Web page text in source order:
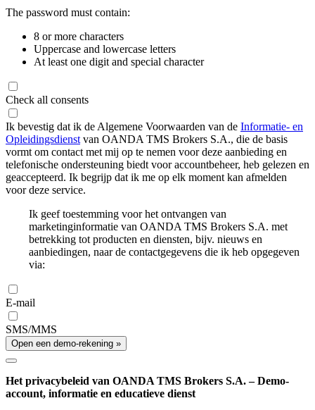
The password must contain:
8 or more characters
Uppercase and lowercase letters
At least one digit and special character
Check all consents
Ik bevestig dat ik de Algemene Voorwaarden van de Informatie- en
Opleidingsdienst van OANDA TMS Brokers S.A., die de basis
vormt om contact met mij op te nemen voor deze aanbieding en
telefonische ondersteuning biedt voor accountbeheer, heb gelezen en
geaccepteerd. Ik begrijp dat ik me op elk moment kan afmelden
voor deze service.
Ik geef toestemming voor het ontvangen van
marketinginformatie van OANDA TMS Brokers S.A. met
betrekking tot producten en diensten, bijv. nieuws en
aanbiedingen, naar de contactgegevens die ik heb opgegeven
via:
E-mail
SMS/MMS
Open een demo-rekening »
Het privacybeleid van OANDA TMS Brokers S.A. – Demo-
account, informatie en educatieve dienst